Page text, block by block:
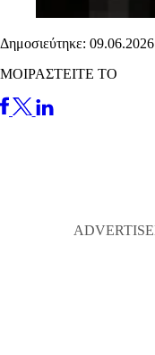
Δημοσιεύτηκε: 09.06.2026
ΜΟΙΡΑΣΤΕΙΤΕ ΤΟ